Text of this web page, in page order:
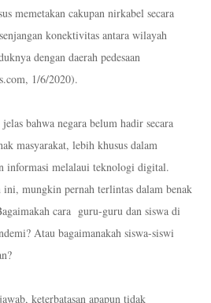
memetakan cakupan nirkabel secara
konektivitas antara wilayah
dengan daerah pedesaan
1/6/2020).
bahwa negara belum hadir secara
masyarakat, lebih khusus dalam
informasi melalaui teknologi digital.
ini, mungkin pernah terlintas dalam benak
cara guru-guru dan siswa di
Atau bagaimanakah siswa-siswi
keterbatasan apapun tidak